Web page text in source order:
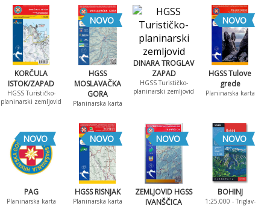
KORČULA
ISTOK/ZAPAD
HGSS Turističko-
planinarski zemljovid
NOVO
HGSS
MOSLAVAČKA
GORA
Planinarska karta
DINARA TROGLAV
ZAPAD
HGSS Turističko-
planinarski zemljovid
NOVO
HGSS Tulove
grede
Planinarska karta
NOVO
PAG
Planinarska karta
NOVO
HGSS RISNJAK
Planinarska karta
NOVO
ZEMLJOVID HGSS
IVANŠČICA
NOVO
BOHINJ
1:25.000 - Triglav-